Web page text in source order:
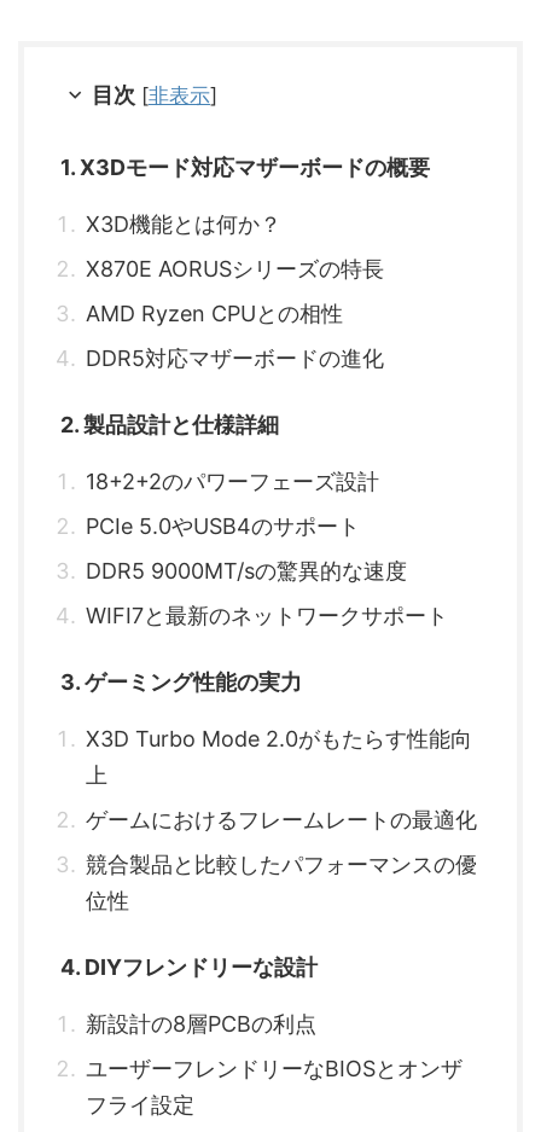
目次 [非表示]
1. X3Dモード対応マザーボードの概要
X3D機能とは何か？
X870E AORUSシリーズの特長
AMD Ryzen CPUとの相性
DDR5対応マザーボードの進化
2. 製品設計と仕様詳細
18+2+2のパワーフェーズ設計
PCIe 5.0やUSB4のサポート
DDR5 9000MT/sの驚異的な速度
WIFI7と最新のネットワークサポート
3. ゲーミング性能の実力
X3D Turbo Mode 2.0がもたらす性能向
上
ゲームにおけるフレームレートの最適化
競合製品と比較したパフォーマンスの優
位性
4. DIYフレンドリーな設計
新設計の8層PCBの利点
ユーザーフレンドリーなBIOSとオンザ
フライ設定